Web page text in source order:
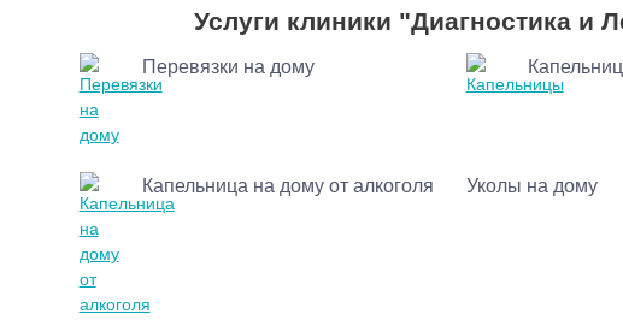
Услуги клиники "Диагностика и
Перевязки на дому
Капельница на дому от алкоголя Уколы на дому